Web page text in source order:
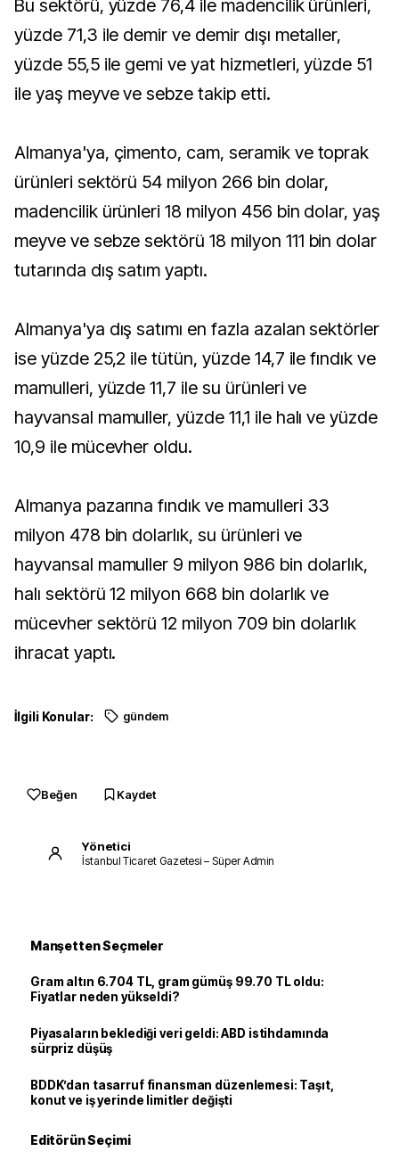
Bu sektörü, yüzde 76,4 ile madencilik ürünleri,
yüzde 71,3 ile demir ve demir dışı metaller,
yüzde 55,5 ile gemi ve yat hizmetleri, yüzde 51
ile yaş meyve ve sebze takip etti.
Almanya'ya, çimento, cam, seramik ve toprak
ürünleri sektörü 54 milyon 266 bin dolar,
madencilik ürünleri 18 milyon 456 bin dolar, yaş
meyve ve sebze sektörü 18 milyon 111 bin dolar
tutarında dış satım yaptı.
Almanya'ya dış satımı en fazla azalan sektörler
ise yüzde 25,2 ile tütün, yüzde 14,7 ile fındık ve
mamulleri, yüzde 11,7 ile su ürünleri ve
hayvansal mamuller, yüzde 11,1 ile halı ve yüzde
10,9 ile mücevher oldu.
Almanya pazarına fındık ve mamulleri 33
milyon 478 bin dolarlık, su ürünleri ve
hayvansal mamuller 9 milyon 986 bin dolarlık,
halı sektörü 12 milyon 668 bin dolarlık ve
mücevher sektörü 12 milyon 709 bin dolarlık
ihracat yaptı.
İlgili Konular: gündem
Beğen Kaydet
Yönetici
İstanbul Ticaret Gazetesi – Süper Admin
Manşetten Seçmeler
Gram altın 6.704 TL, gram gümüş 99.70 TL oldu:
Fiyatlar neden yükseldi?
Piyasaların beklediği veri geldi: ABD istihdamında
sürpriz düşüş
BDDK’dan tasarruf finansman düzenlemesi: Taşıt,
konut ve iş yerinde limitler değişti
Editörün Seçimi